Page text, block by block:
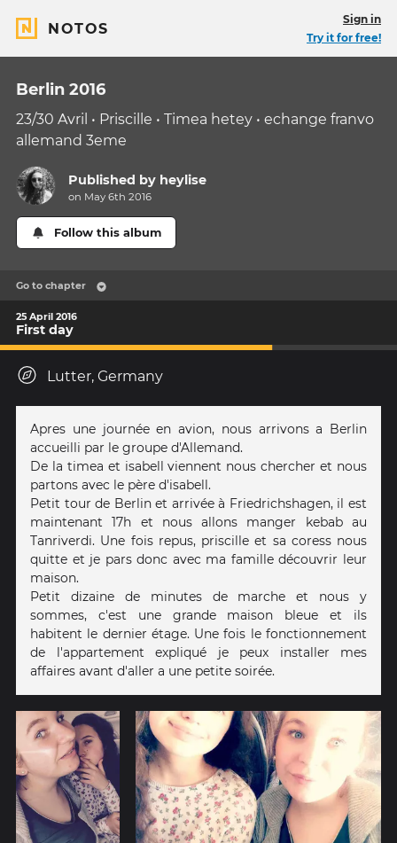
NOTOS
Sign in
Try it for free!
Berlin 2016
23/30 Avril • Priscille • Timea hetey • echange franvo
allemand 3eme
Published by heylise
on May 6th 2016
Follow this album
Go to chapter
25 April 2016
First day
Lutter, Germany
Apres une journée en avion, nous arrivons a Berlin
accueilli par le groupe d'Allemand.
De la timea et isabell viennent nous chercher et nous
partons avec le père d'isabell.
Petit tour de Berlin et arrivée à Friedrichshagen, il est
maintenant 17h et nous allons manger kebab au
Tanriverdi. Une fois repus, priscille et sa coress nous
quitte et je pars donc avec ma famille découvrir leur
maison.
Petit dizaine de minutes de marche et nous y
sommes, c'est une grande maison bleue et ils
habitent le dernier étage. Une fois le fonctionnement
de l'appartement expliqué je peux installer mes
affaires avant d'aller a une petite soirée.